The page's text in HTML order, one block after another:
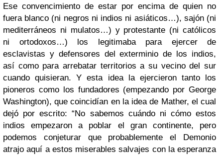
Ese convencimiento de estar por encima de quien no
fuera blanco (ni negros ni indios ni asiáticos…), sajón (ni
mediterráneos ni mulatos…) y protestante (ni católicos
ni ortodoxos…) los legitimaba para ejercer de
esclavistas y defensores del exterminio de los indios,
así como para arrebatar territorios a su vecino del sur
cuando quisieran. Y esta idea la ejercieron tanto los
pioneros como los fundadores (empezando por George
Washington), que coincidían en la idea de Mather, el cual
dejó por escrito: “No sabemos cuándo ni cómo estos
indios empezaron a poblar el gran continente, pero
podemos conjeturar que probablemente el Demonio
atrajo aquí a estos miserables salvajes con la esperanza